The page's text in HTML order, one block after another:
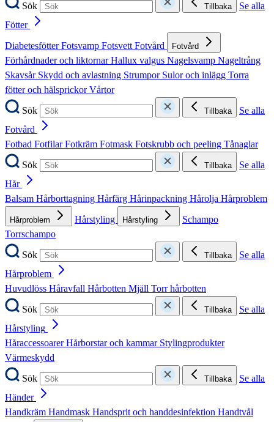
Sök
Tillbaka
Se alla
Fötter
DiabetesfötterFotsvamp FotsvettFotvård Fotvård
Förhårdnader och liktornarHallux valgus Nagelsvamp Nageltrång
Skavsår Skydd och avlastning Strumpor Sulor och inlägg Torra
fötter och hälsprickorVårtor
Sök
Tillbaka
Se alla
Fotvård
Fotbad FotfilarFotkräm Fotmask Fotskrubb och peeling Tånaglar
Sök
Tillbaka
Se alla
Hår
Balsam Hårborttagning Hårfärg Hårinpackning Hårolja Hårproblem
Hårproblem Hårstyling Hårstyling
Schampo
Torrschampo
Sök
Tillbaka
Se alla
Hårproblem
Huvudlöss Håravfall Hårbotten Mjäll Torr hårbotten
Sök
Tillbaka
Se alla
Hårstyling
HåraccessoarerHårborstar och kammar Stylingprodukter
Värmeskydd
Sök
Tillbaka
Se alla
Händer
Handkräm Handmask Handsprit och handdesinfektion Handtvål